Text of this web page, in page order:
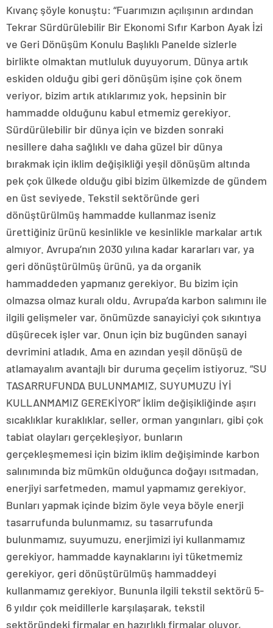
Kıvanç şöyle konuştu: “Fuarımızın açılışının ardından
Tekrar Sürdürülebilir Bir Ekonomi Sıfır Karbon Ayak İzi
ve Geri Dönüşüm Konulu Başlıklı Panelde sizlerle
birlikte olmaktan mutluluk duyuyorum. Dünya artık
eskiden olduğu gibi geri dönüşüm işine çok önem
veriyor, bizim artık atıklarımız yok, hepsinin bir
hammadde olduğunu kabul etmemiz gerekiyor.
Sürdürülebilir bir dünya için ve bizden sonraki
nesillere daha sağlıklı ve daha güzel bir dünya
bırakmak için iklim değişikliği yeşil dönüşüm altında
pek çok ülkede olduğu gibi bizim ülkemizde de gündem
en üst seviyede. Tekstil sektöründe geri
dönüştürülmüş hammadde kullanmaz iseniz
ürettiğiniz ürünü kesinlikle ve kesinlikle markalar artık
almıyor. Avrupa’nın 2030 yılına kadar kararları var, ya
geri dönüştürülmüş ürünü, ya da organik
hammaddeden yapmanız gerekiyor. Bu bizim için
olmazsa olmaz kuralı oldu. Avrupa’da karbon salımını ile
ilgili gelişmeler var, önümüzde sanayiciyi çok sıkıntıya
düşürecek işler var. Onun için biz bugünden sanayi
devrimini atladık. Ama en azından yeşil dönüşü de
atlamayalım avantajlı bir duruma geçelim istiyoruz. “SU
TASARRUFUNDA BULUNMAMIZ, SUYUMUZU İYİ
KULLANMAMIZ GEREKİYOR” İklim değişikliğinde aşırı
sıcaklıklar kuraklıklar, seller, orman yangınları, gibi çok
tabiat olayları gerçekleşiyor, bunların
gerçekleşmemesi için bizim iklim değişiminde karbon
salınımında biz mümkün olduğunca doğayı ısıtmadan,
enerjiyi sarfetmeden, mamul yapmamız gerekiyor.
Bunları yapmak içinde bizim öyle veya böyle enerji
tasarrufunda bulunmamız, su tasarrufunda
bulunmamız, suyumuzu, enerjimizi iyi kullanmamız
gerekiyor, hammadde kaynaklarını iyi tüketmemiz
gerekiyor, geri dönüştürülmüş hammaddeyi
kullanmamız gerekiyor. Bununla ilgili tekstil sektörü 5-
6 yıldır çok meidillerle karşılaşarak, tekstil
sektöründeki firmalar en hazırlıklı firmalar oluyor,